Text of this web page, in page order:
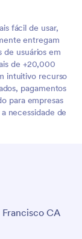
fácil de usar,
entregam
de usuários em
de +20,000
intuitivo recurso
pagamentos
para empresas
necessidade de
CA